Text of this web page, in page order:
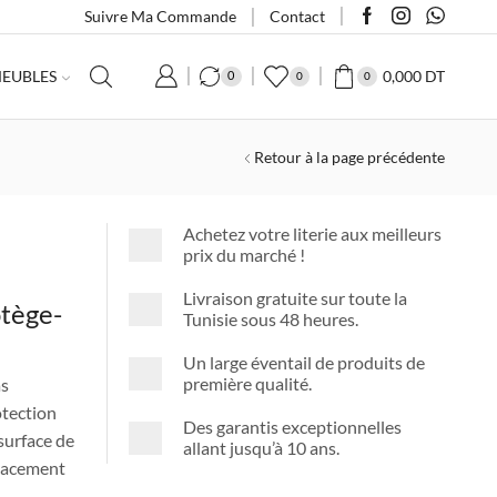
Suivre Ma Commande Contact
0 0 0 0,000 DT
Retour à la page précédente
de
Achetez votre literie aux meilleurs
prix du marché !
Livraison gratuite sur toute la
Tunisie sous 48 heures.
Un large éventail de produits de
première qualité.
Des garantis exceptionnelles
allant jusqu’à 10 ans.